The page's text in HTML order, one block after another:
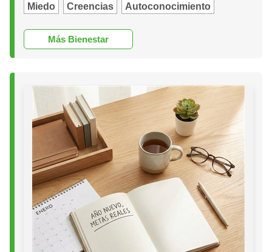
Miedo Creencias Autoconocimiento
Más Bienestar